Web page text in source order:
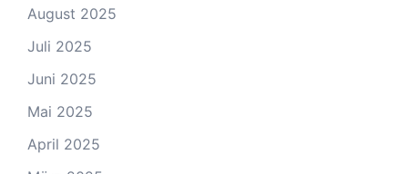
August 2025
Juli 2025
Juni 2025
Mai 2025
April 2025